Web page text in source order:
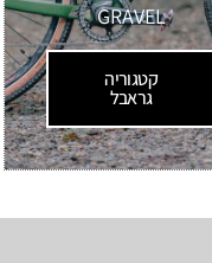
GRAVEL
קטגוריה
גראבל